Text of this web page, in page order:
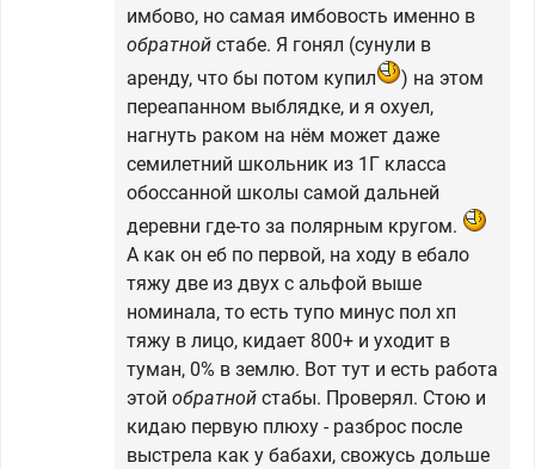
имбово, но самая имбовость именно в
обратной стабе. Я гонял (сунули в
аренду, что бы потом купил
) на этом
переапанном выблядке, и я охуел,
нагнуть раком на нём может даже
семилетний школьник из 1Г класса
обоссанной школы самой дальней
деревни где-то за полярным кругом.
А как он еб по первой, на ходу в ебало
тяжу две из двух с альфой выше
номинала, то есть тупо минус пол хп
тяжу в лицо, кидает 800+ и уходит в
туман, 0% в землю. Вот тут и есть работа
этой обратной стабы. Проверял. Стою и
кидаю первую плюху - разброс после
выстрела как у бабахи, свожусь дольше